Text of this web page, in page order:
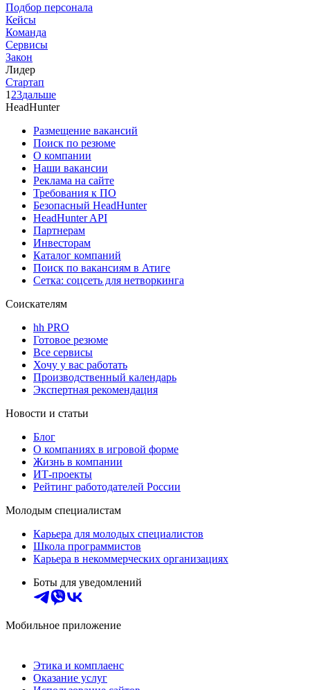
Подбор персонала
Кейсы
Команда
Сервисы
Закон
Лидер
Стартап
1 23дальше
HeadHunter
Размещение вакансий
Поиск по резюме
О компании
Наши вакансии
Реклама на сайте
Требования к ПО
Безопасный HeadHunter
HeadHunter API
Партнерам
Инвесторам
Каталог компаний
Поиск по вакансиям в Атиге
Сетка: соцсеть для нетворкинга
Соискателям
hh PRO
Готовое резюме
Все сервисы
Хочу у вас работать
Производственный календарь
Экспертная рекомендация
Новости и статьи
Блог
О компаниях в игровой форме
Жизнь в компании
ИТ-проекты
Рейтинг работодателей России
Молодым специалистам
Карьера для молодых специалистов
Школа программистов
Карьера в некоммерческих организациях
Боты для уведомлений
Мобильное приложение
Этика и комплаенс
Оказание услуг